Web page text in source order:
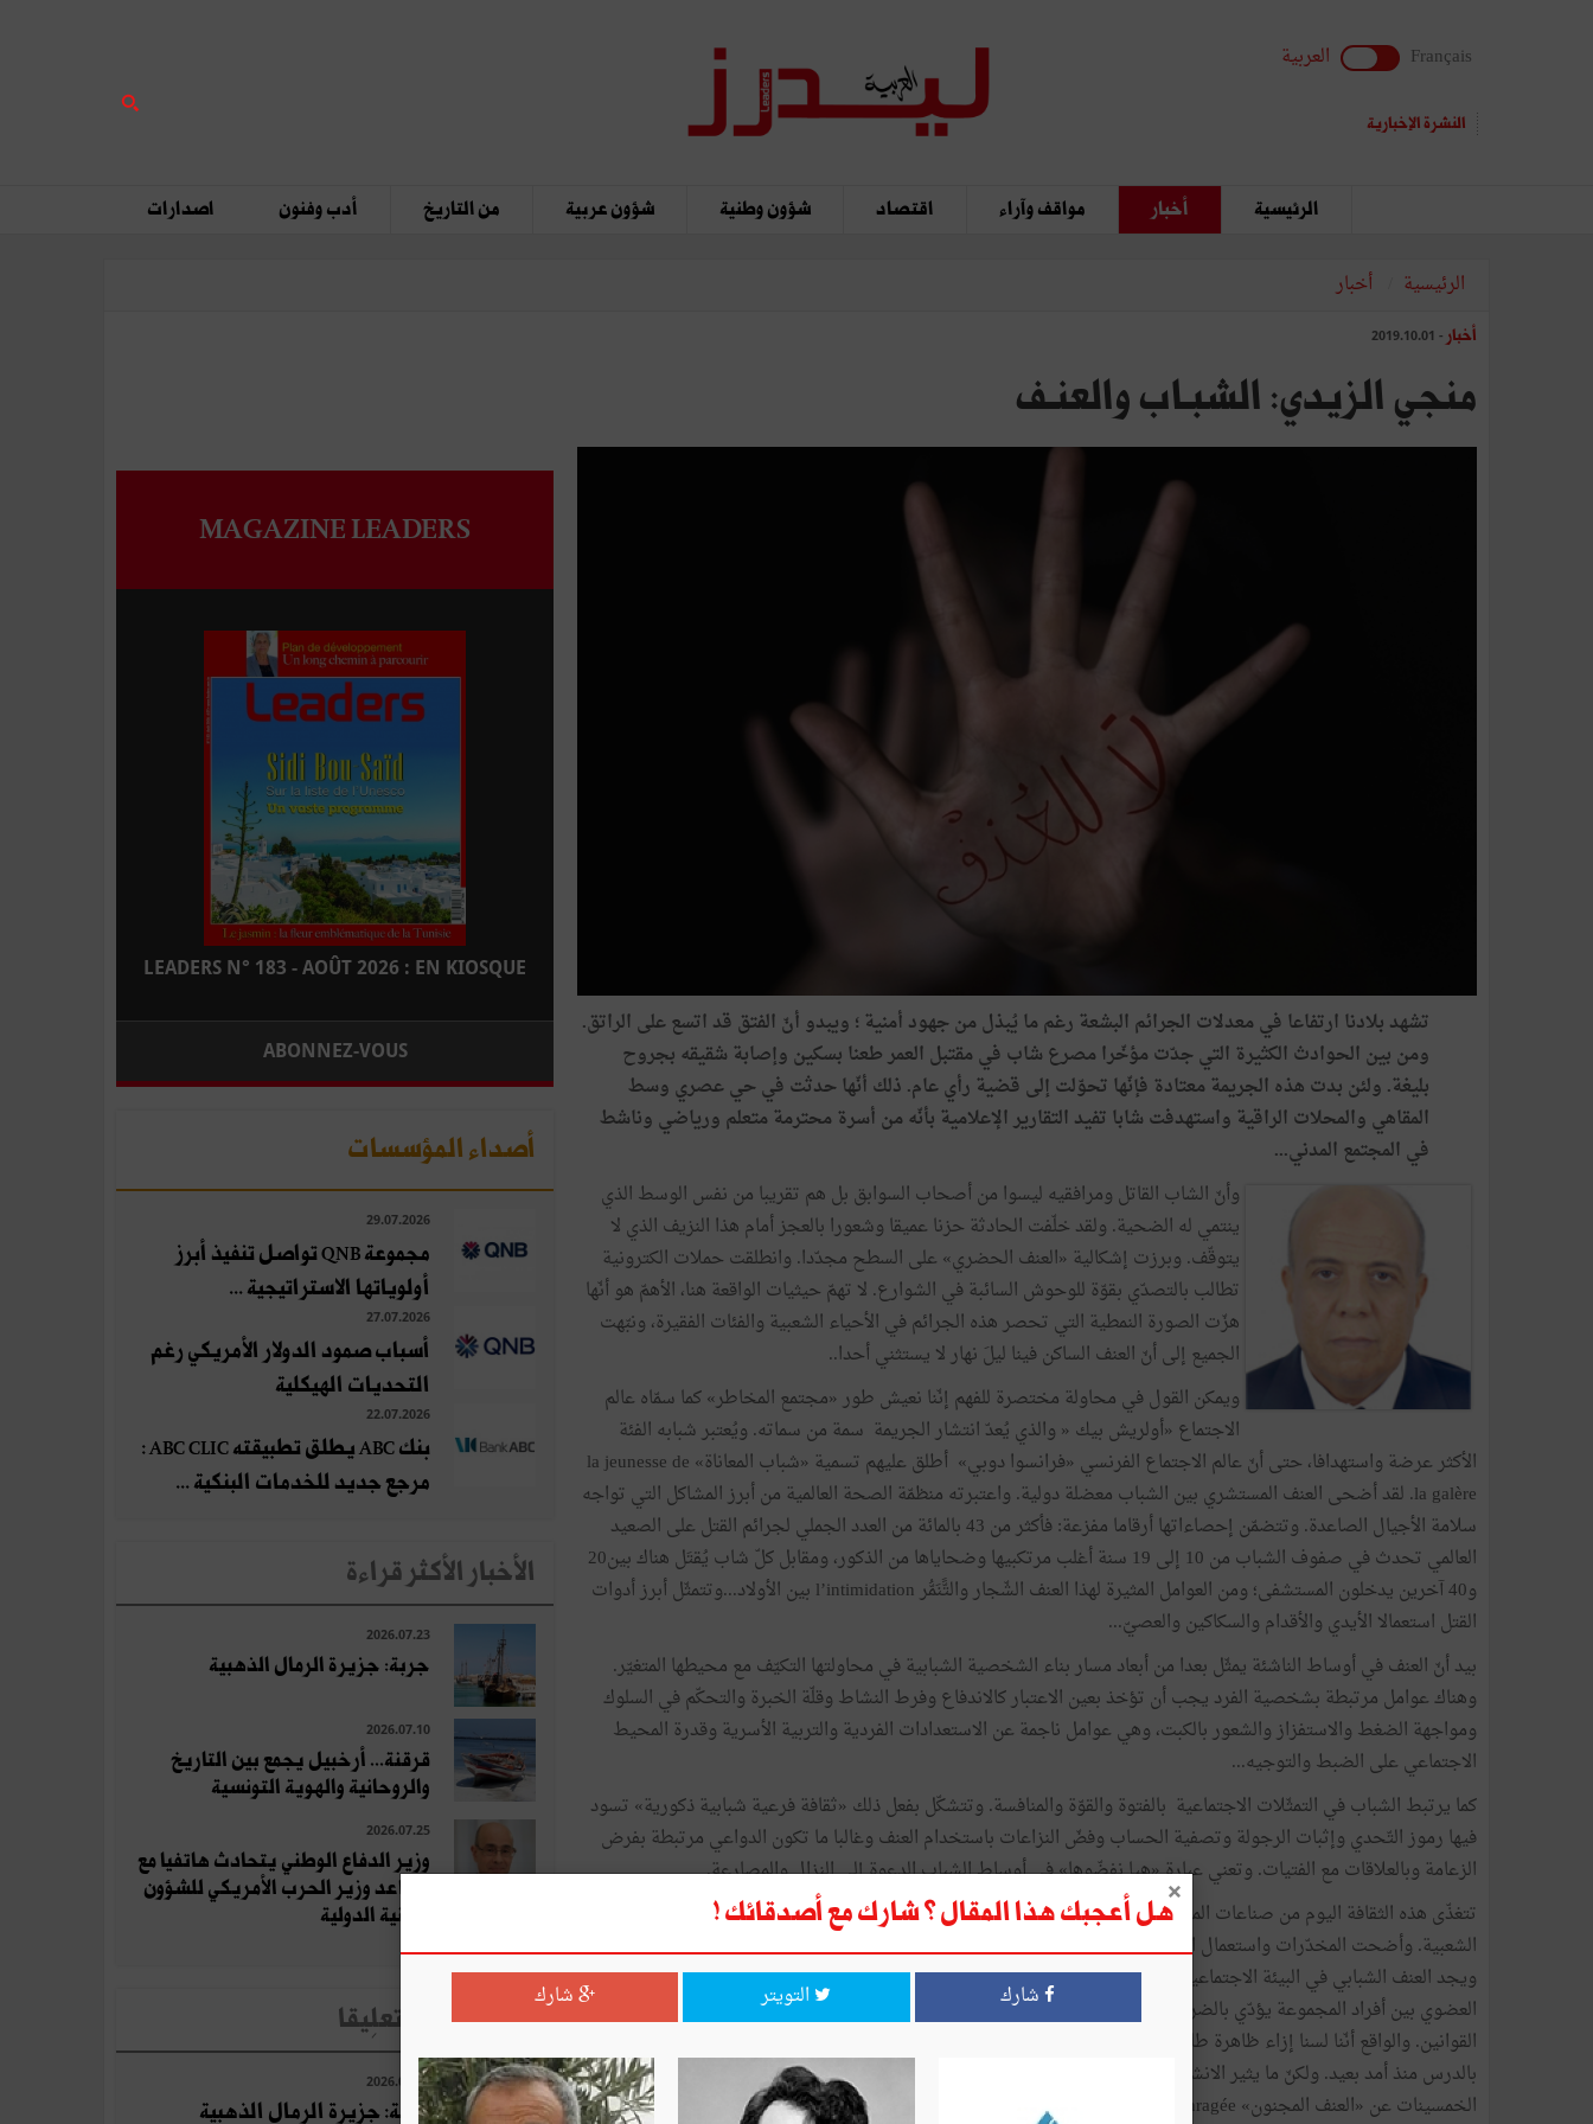
Français العربية
النشرة الإخبارية
الرئيسية أخبار مواقف وآراء اقتصاد شؤون وطنية شؤون عربية من التاريخ أدب وفنون اصدارات
الرئيسية أخبار
أخبار - 2019.10.01
منجي الزيدي: الشبـاب والعنـف
تشهد بلادنا ارتفاعا في معدلات الجرائم البشعة رغم ما يُبذل من جهود أمنية ؛ ويبدو أنّ الفتق قد اتسع على الراتق.
ومن بين الحوادث الكثيرة التي جدّت مؤخّرا مصرع شاب في مقتبل العمر طعنا بسكين وإصابة شقيقه بجروح
بليغة. ولئن بدت هذه الجريمة معتادة فإنّها تحوّلت إلى قضية رأي عام. ذلك أنّها حدثت في حي عصري وسط
المقاهي والمحلات الراقية واستهدفت شابا تفيد التقارير الإعلامية بأنّه من أسرة محترمة متعلم ورياضي وناشط
في المجتمع المدني...
وأنّ الشاب القاتل ومرافقيه ليسوا من أصحاب السوابق بل هم تقريبا من نفس الوسط الذي
ينتمي له الضحية. ولقد خلّفت الحادثة حزنا عميقا وشعورا بالعجز أمام هذا النزيف الذي لا
يتوقّف. وبرزت إشكالية «العنف الحضري» على السطح مجدّدا. وانطلقت حملات الكترونية
تطالب بالتصدّي بقوّة للوحوش السائبة في الشوارع. لا تهمّ حيثيات الواقعة هنا، الأهمّ هو أنّها
هزّت الصورة النمطية التي تحصر هذه الجرائم في الأحياء الشعبية والفئات الفقيرة، ونبّهت
الجميع إلى أنّ العنف الساكن فينا ليلَ نهار لا يستثني أحدا..
ويمكن القول في محاولة مختصرة للفهم إنّنا نعيش طور «مجتمع المخاطر» كما سمّاه عالم
الاجتماع «أولريش بيك « والذي يُعدّ انتشار الجريمة سمة من سماته. ويُعتبر شبابه الفئة
الأكثر عرضة واستهدافا، حتى أنّ عالم الاجتماع الفرنسي «فرانسوا دوبي» أطلق عليهم تسمية «شباب المعاناة» la jeunesse de
la galère. لقد أضحى العنف المستشري بين الشباب معضلة دولية. واعتبرته منظمّة الصحة العالمية من أبرز المشاكل التي تواجه
سلامة الأجيال الصاعدة. وتتضمّن إحصاءاتها أرقاما مفزعة: فأكثر من 43 بالمائة من العدد الجملي لجرائم القتل على الصعيد
العالمي تحدث في صفوف الشباب من 10 إلى 19 سنة أغلب مرتكبيها وضحاياها من الذكور، ومقابل كلّ شاب يُقتَل هناك بين20
و40 آخرين يدخلون المستشفى؛ ومن العوامل المثيرة لهذا العنف الشّجار والتًّنَمُّر l’intimidation بين الأولاد...وتتمثّل أبرز أدوات
القتل استعمالا الأيدي والأقدام والسكاكين والعصيّ...
بيد أنّ العنف في أوساط الناشئة يمثّل بعدا من أبعاد مسار بناء الشخصية الشبابية في محاولتها التكيّف مع محيطها المتغيّر.
وهناك عوامل مرتبطة بشخصية الفرد يجب أن تؤخذ بعين الاعتبار كالاندفاع وفرط النشاط وقلّة الخبرة والتحكّم في السلوك
ومواجهة الضغط والاستفزاز والشعور بالكبت، وهي عوامل ناجمة عن الاستعدادات الفردية والتربية الأسرية وقدرة المحيط
الاجتماعي على الضبط والتوجيه...
كما يرتبط الشباب في التمثّلات الاجتماعية بالفتوة والقوّة والمنافسة. وتتشكّل بفعل ذلك «ثقافة فرعية شبابية ذكورية» تسود
فيها رموز التّحدي وإثبات الرجولة وتصفية الحساب وفضّ النزاعات باستخدام العنف وغالبا ما تكون الدواعي مرتبطة بفرض
الزعامة وبالعلاقات مع الفتيات. وتعني عبارة «هيا نفضّوها» في أوساط الشباب الدعوة إلى النزال والمصارعة.
تتغذّى هذه الثقافة اليوم من صناعات المضامين التي تُروّج لنماذج «مثالية» من قبيل الفتوات والصعاليك وعصابات الأحياء
الشعبية. وأضحت المخدّرات واستعمال العنف صورة «نموذجية» لإثبات الذات في «الواقع الاجتماعي» الذي تصوّره الفضائيات.
ويجد العنف الشبابي في البيئة الاجتماعية المتفكّكة حاضنة ليُعرّش وينتشر. فضعف اللُحمة الاجتماعية وانحلال روابط التضامن
العضوي بين أفراد المجموعة يؤدّي بالضرورة إلى إضعاف جسد المجتمع فتصبح مؤسّساته عاجزة عن الضبط والتوجيه وإنفاذ
القوانين. والواقع أنّنا لسنا إزاء ظاهرة طارئة. فقد عرفت المجتمعات البشرية العنف منذ الأزل. وتناولته العلوم الاجتماعية
بالدرس منذ أمد بعيد. ولكنّ ما يثير الانشغال هو اتساع المدى والتطبيع مع الفضاعة. لقد تحدّث علم الاجتماع الأمريكي منذ
الخمسينات عن «العنف المجنون» la violence enragée وقصـــد به العنف الفضــــيــع غيــــر المــبرّر و«المجـــــاني» violence gratuite
MAGAZINE LEADERS
LEADERS N° 183 - AOÛT 2026 : EN KIOSQUE
ABONNEZ-VOUS
أصداء المؤسسات
29.07.2026
مجموعة QNB تواصل تنفيذ أبرز
أولوياتها الاستراتيجية ...
27.07.2026
أسباب صمود الدولار الأمريكي رغم
التحديات الهيكلية
22.07.2026
بنك ABC يطلق تطبيقته ABC CLIC :
مرجع جديد للخدمات البنكية ...
الأخبار الأكثر قراءة
2026.07.23
جربة: جزيرة الرمال الذهبية
2026.07.10
قرقنة... أرخبيل يجمع بين التاريخ
والروحانية والهوية التونسية
2026.07.25
وزير الدفاع الوطني يتحادث هاتفيا مع
مساعد وزير الحرب الأمريكي للشؤون
الأمنية الدولية
الأخبار الأكثر تعلِيقا
2026.07.23
جربة: جزيرة الرمال الذهبية
هل أعجبك هذا المقال ؟ شارك مع أصدقائك !
شارك التويتر شارك